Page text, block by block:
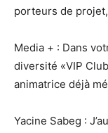
porteurs de
Media + : Dans
diversité «VIP
animatrice déjà
Yacine Sabeg :